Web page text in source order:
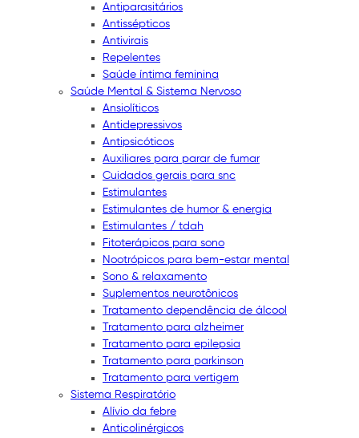
Antiparasitários
Antissépticos
Antivirais
Repelentes
Saúde íntima feminina
Saúde Mental & Sistema Nervoso
Ansiolíticos
Antidepressivos
Antipsicóticos
Auxiliares para parar de fumar
Cuidados gerais para snc
Estimulantes
Estimulantes de humor & energia
Estimulantes / tdah
Fitoterápicos para sono
Nootrópicos para bem-estar mental
Sono & relaxamento
Suplementos neurotônicos
Tratamento dependência de álcool
Tratamento para alzheimer
Tratamento para epilepsia
Tratamento para parkinson
Tratamento para vertigem
Sistema Respiratório
Alívio da febre
Anticolinérgicos